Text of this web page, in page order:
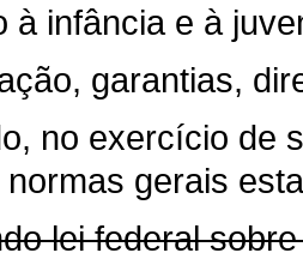
à infância e à
garantias,
no exercício de
gerais
lei federal